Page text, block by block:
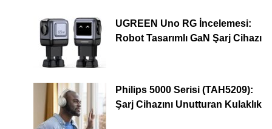
UGREEN Uno RG İncelemesi:
Robot Tasarımlı GaN Şarj Cihazı
Philips 5000 Serisi (TAH5209):
Şarj Cihazını Unutturan Kulaklık